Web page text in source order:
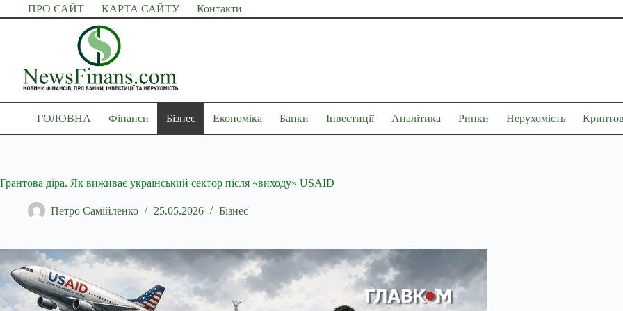
Перейти
до
ПРО САЙТ КАРТА САЙТУ Контакти
ГОЛОВНА Фінанси Бізнес Економіка Банки Інвестиції Аналітика Ринки Нерухомість
Грантова діра. Як виживає український сектор після «виходу» USAID
Петро Самійленко 25.05.2026 Бізнес